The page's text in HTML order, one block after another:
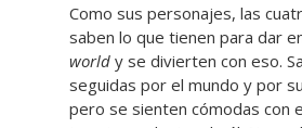
Como sus personajes, las
saben lo que tienen para dar
world y se divierten con eso.
seguidas por el mundo y por
pero se sienten cómodas con